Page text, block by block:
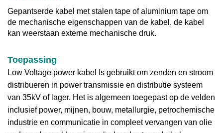
Gepantserde kabel met stalen tape of aluminium tape om
de mechanische eigenschappen van de kabel, de kabel
kan weerstaan externe mechanische druk.
Toepassing
Low Voltage power kabel
Is gebruikt om zenden en stroom
distribueren in power transmissie en distributie systeem
van 35kV of lager. Het is algemeen toegepast op de velden
inclusief power, mijnen, bouw, metallurgie, petrochemische
industrie en communicatie in compleet vervangen van olie